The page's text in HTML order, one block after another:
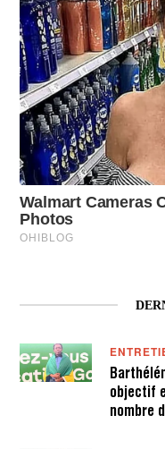
objectif
nombre